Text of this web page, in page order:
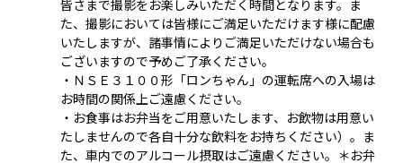
皆さまで撮影をお楽しみいただく時間となります。ま
た、撮影においては皆様にご満足いただけます様に配慮
いたしますが、諸事情によりご満足いただけない場合も
ございますので予めご了承ください。
・ＮＳＥ３１００形「ロンちゃん」の運転席への入場は
お時間の関係上ご遠慮ください。
・お食事はお弁当をご用意いたします、お飲物は用意い
たしませんので各自十分な飲料をお持ちください）。ま
た、車内でのアルコール摂取はご遠慮ください。＊お弁